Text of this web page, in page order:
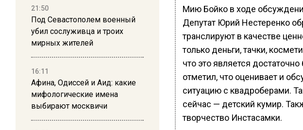
21:50
Под Севастополем военный
убил сослуживца и троих
мирных жителей
16:11
Афина, Одиссей и Аид: какие
мифологические имена
выбирают москвичи
Мию Бойко в ходе
Депутат Юрий Нестеренко
транслируют в качестве
только деньги, тачки,
что это является
отметил, что оценивает и
ситуацию с квадроберами.
сейчас — детский кумир.
творчество Инстасамки.